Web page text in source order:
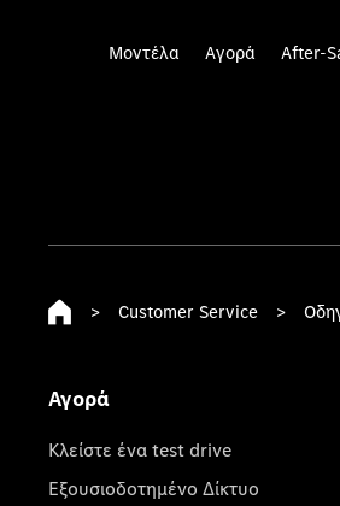
Μοντέλα Αγορά After-
> Customer Service >
Αγορά
Κλείστε ένα test drive
Εξουσιοδοτημένο Δίκτυο